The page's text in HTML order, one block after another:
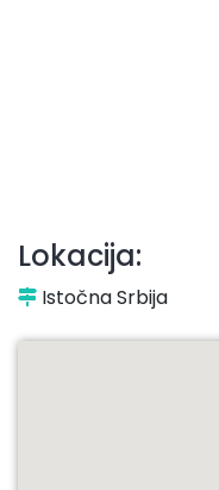
Lokacija:
Istočna Srbija